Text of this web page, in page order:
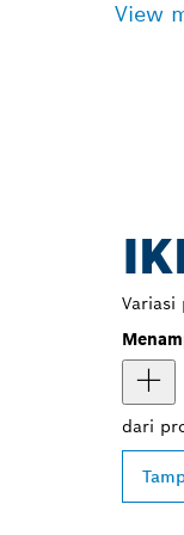
View
Variasi
dari